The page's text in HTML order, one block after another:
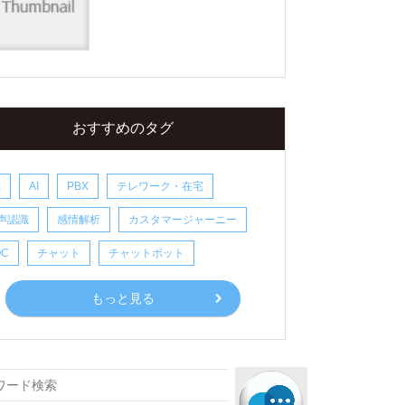
おすすめのタグ
AI PBX テレワーク・在宅
認識 感情解析 カスタマージャーニー
チャット チャットボット
もっと見る